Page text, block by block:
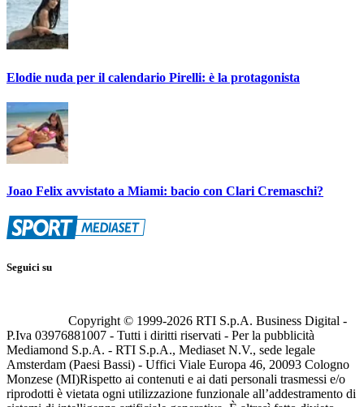
Elodie nuda per il calendario Pirelli: è la protagonista
Joao Felix avvistato a Miami: bacio con Clari Cremaschi?
Seguici su
Copyright © 1999-2026 RTI S.p.A. Business Digital -
P.Iva 03976881007 - Tutti i diritti riservati - Per la pubblicità
Mediamond S.p.A. - RTI S.p.A., Mediaset N.V., sede legale
Amsterdam (Paesi Bassi) - Uffici Viale Europa 46, 20093 Cologno
Monzese (MI)Rispetto ai contenuti e ai dati personali trasmessi e/o
riprodotti è vietata ogni utilizzazione funzionale all’addestramento di